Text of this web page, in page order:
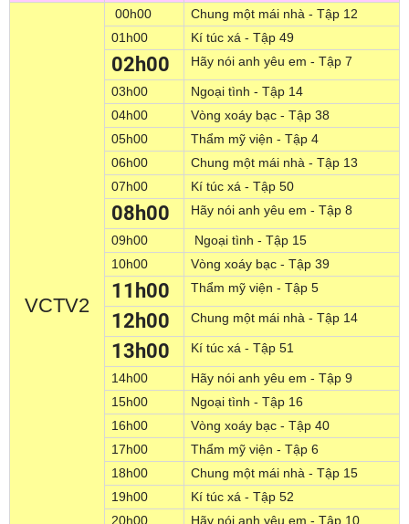
VCTV2
00h00
Chung một mái nhà - Tập 12
01h00
Kí túc xá - Tập 49
02h00 Hãy nói anh yêu em - Tập 7
03h00
Ngoại tình - Tập 14
04h00
Vòng xoáy bạc - Tập 38
05h00
Thẩm mỹ viện - Tập 4
06h00
Chung một mái nhà - Tập 13
07h00
Kí túc xá - Tập 50
08 h00 Hãy nói anh yêu em - Tập 8
09h00
Ngoại tình - Tập 15
10h00
Vòng xoáy bạc - Tập 39
11h00 Thẩm mỹ viện - Tập 5
12h00 Chung một mái nhà - Tập 14
13h00 Kí túc xá - Tập 51
14h00
Hãy nói anh yêu em - Tập 9
15h00
Ngoại tình - Tập 16
16h00
Vòng xoáy bạc - Tập 40
17h00
Thẩm mỹ viện - Tập 6
18h00
Chung một mái nhà - Tập 15
19h00
Kí túc xá - Tập 52
20h00
Hãy nói anh yêu em - Tập 10